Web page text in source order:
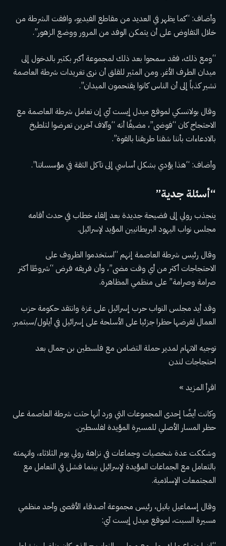
وأضاف: “كما يظهر في العديد من مقاطع الفيديو، وافقت الشرطة من
خلال التفاوض على أن يتمكن الوفد من المرور ووضع الزهور”.
“ومع ذلك، فقد سمحوا بعد ذلك لمجموعة أكبر بكثير بالدخول إلى
ميدان الطرف الأغر. ومن المثير للقلق أن نرى تغريدات شرطة العاصمة
تشير كذباً إلى أن الناس كانوا يقتحمون الميدان”.
وقال بولانسكي لموقع ميدل إيست آي إن تعامل شرطة العاصمة مع
الاحتجاج كان “فوضى”، مضيفًا أنه “وآلاف آخرين تعرضوا لتلطيخ
بالادعاءات بأننا شقنا طريقنا بالقوة”.
وأضاف: “هذا يؤدي بشكل أساسي إلى تآكل الثقة في مؤسساتنا”.
“أسئلة جدية”
ينجذب رولي إلى فضيحة جديدة بعد إلقاء خطاب في حدث أقامه
مجلس نواب اليهود البريطانيين المؤيد لإسرائيل.
وقال رئيس شرطة العاصمة إنهم “استخدموا الظروف على
الاحتجاجات أكثر من أي وقت مضى”، وأن فريقه فرض “شروطًا أكثر
صرامة وصرامة” على منظمي المظاهرة.
وقد أيد مجلس النواب حرب إسرائيل على غزة وانتقد حكومة حزب
العمال لفرضها حظرا جزئيا على الأسلحة على إسرائيل في أيلول/سبتمبر.
توجيه الاتهام لمدير حملة التضامن مع فلسطين بن جمال بعد
احتجاجات لندن
اقرأ المزيد »
وكانت أيضًا إحدى المجموعات التي ورد أنها حثت شرطة العاصمة على
حظر المسار الأصلي للمسيرة المؤيدة لفلسطين.
وشككت عدة شخصيات وجماعات في نزاهة رولي يوم الثلاثاء، واتهمته
بالتعامل مع الجماعات المؤيدة لإسرائيل بينما فشل في التعامل مع
المجتمعات الإسلامية.
وقال إسماعيل باتيل، رئيس مجموعة أصدقاء الأقصى وأحد منظمي
مسيرة السبت، لموقع ميدل إيست آي: